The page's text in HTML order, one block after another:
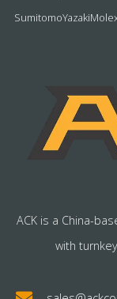
SumitomoYazaki
ACK is a China-
with